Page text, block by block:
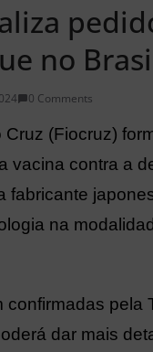
no
0 Comments
(Fiocruz)
vacina contra a
fabricante
na
confirmadas pela
dar mais